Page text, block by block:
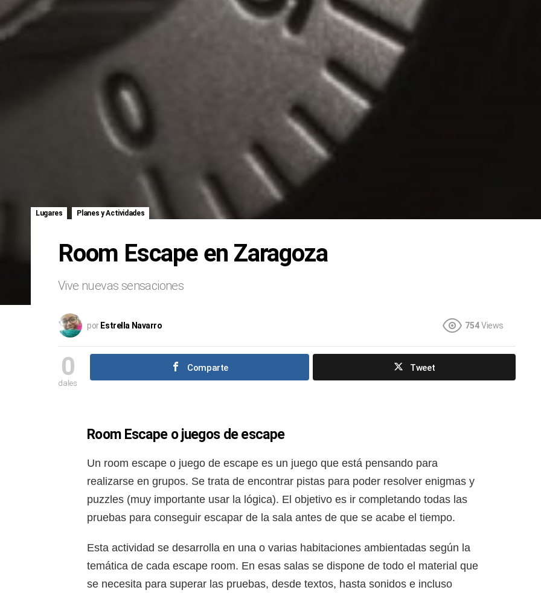
Lugares Planes y Actividades
Room Escape en Zaragoza
Vive nuevas sensaciones
por Estrella Navarro 754 Views
0
dales
Comparte Tweet
Room Escape o juegos de escape
Un room escape o juego de escape es un juego que está pensando para
realizarse en grupos. Se trata de encontrar pistas para poder resolver enigmas y
puzzles (muy importante usar la lógica). El objetivo es ir completando todas las
pruebas para conseguir escapar de la sala antes de que se acabe el tiempo.
Esta actividad se desarrolla en una o varias habitaciones ambientadas según la
temática de cada escape room. En esas salas se dispone de todo el material que
se necesita para superar las pruebas, desde textos, hasta sonidos e incluso